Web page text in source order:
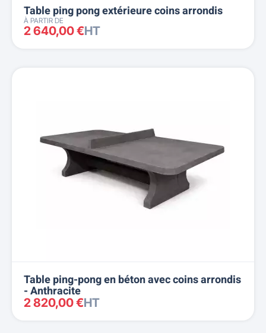
Table ping pong extérieure coins arrondis
À PARTIR DE
2 640,00 €HT
Table ping-pong en béton avec coins arrondis
- Anthracite
2 820,00 €HT